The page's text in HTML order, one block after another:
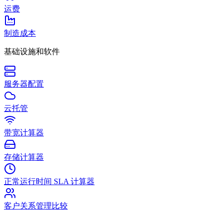
运费
制造成本
基础设施和软件
服务器配置
云托管
带宽计算器
存储计算器
正常运行时间 SLA 计算器
客户关系管理比较